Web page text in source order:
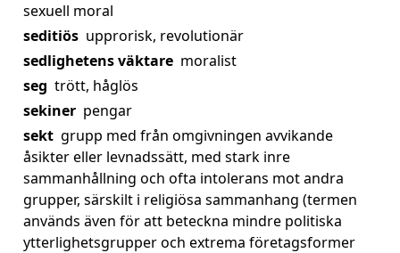
sexuell moral
seditiös upprorisk, revolutionär
sedlighetens väktare moralist
seg trött, håglös
sekiner pengar
sekt grupp med från omgivningen avvikande
åsikter eller levnadssätt, med stark inre
sammanhållning och ofta intolerans mot andra
grupper, särskilt i religiösa sammanhang (termen
används även för att beteckna mindre politiska
ytterlighetsgrupper och extrema företagsformer